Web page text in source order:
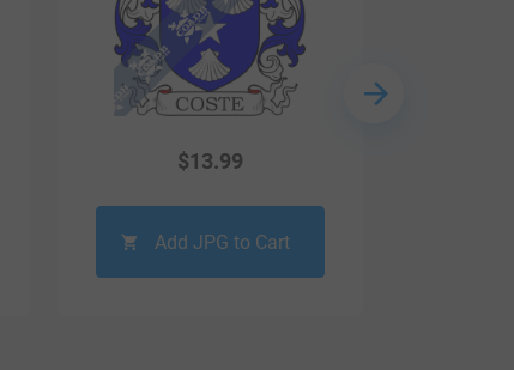
$13.99
Add JPG to Cart